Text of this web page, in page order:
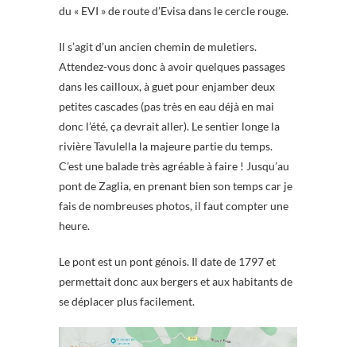
du « EVI » de route d’Evisa dans le cercle rouge.
Il s’agit d’un ancien chemin de muletiers.
Attendez-vous donc à avoir quelques passages
dans les cailloux, à guet pour enjamber deux
petites cascades (pas très en eau déjà en mai
donc l’été, ça devrait aller). Le sentier longe la
rivière Tavulella la majeure partie du temps.
C’est une balade très agréable à faire ! Jusqu’au
pont de Zaglia, en prenant bien son temps car je
fais de nombreuses photos, il faut compter une
heure.
Le pont est un pont génois. Il date de 1797 et
permettait donc aux bergers et aux habitants de
se déplacer plus facilement.